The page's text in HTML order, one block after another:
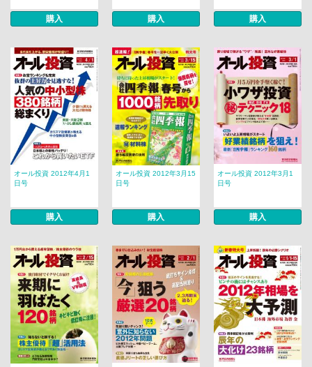
購入 購入 購入
オール投資 2012年4月1
日号
購入
オール投資 2012年3月15
日号
購入
オール投資 2012年3月1
日号
購入